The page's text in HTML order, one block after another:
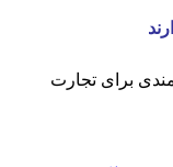
برای تجارت